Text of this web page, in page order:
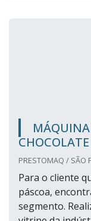
CHOCOLATE
PRESTOMAQ / SÃO
Para o cliente
páscoa,
segmento.